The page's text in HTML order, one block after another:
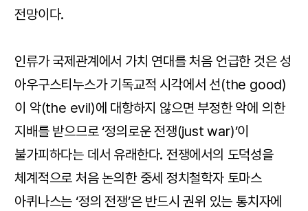
전망이다.
인류가 국제관계에서 가치 연대를 처음 언급한 것은 성
아우구스티누스가 기독교적 시각에서 선(the good)
이 악(the evil)에 대항하지 않으면 부정한 악에 의한
지배를 받으므로 ‘정의로운 전쟁(just war)’이
불가피하다는 데서 유래한다. 전쟁에서의 도덕성을
체계적으로 처음 논의한 중세 정치철학자 토마스
아퀴나스는 ‘정의 전쟁’은 반드시 권위 있는 통치자에